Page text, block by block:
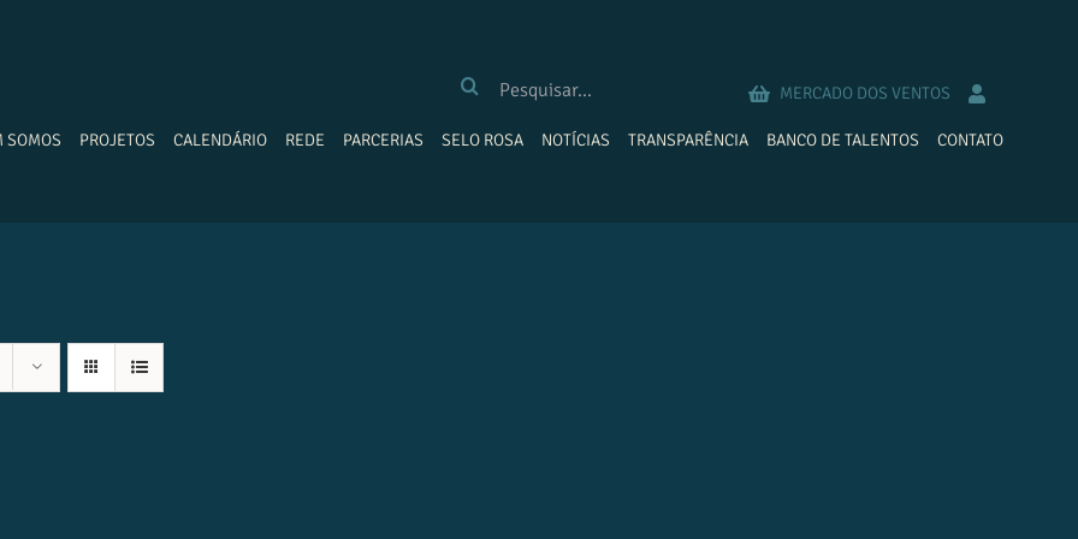
RESULTADOS
MERCADO DOS VENTOS
SOMOS PROJETOS CALENDÁRIO REDE PARCERIAS SELO ROSA NOTÍCIAS TRANSPARÊNCIA BANCO DE TALENTOS CONTATO